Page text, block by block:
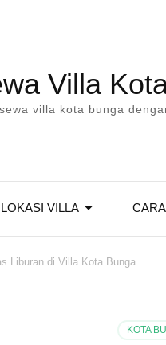
Villa
villa kota bunga
VILLA
Liburan di Villa Kota Bunga
KOTA